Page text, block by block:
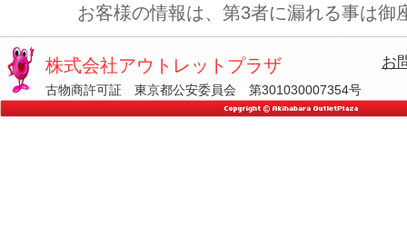
お客様の情報は、第3者に漏れる事は御
株式会社アウトレットプラザ
古物商許可証 東京都公安委員会 第301030007354号
お